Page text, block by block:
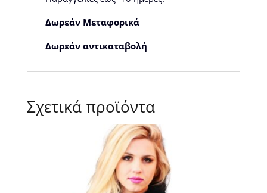
Δωρεάν Μεταφορικά
Δωρεάν αντικαταβολή
Σχετικά προϊόντα